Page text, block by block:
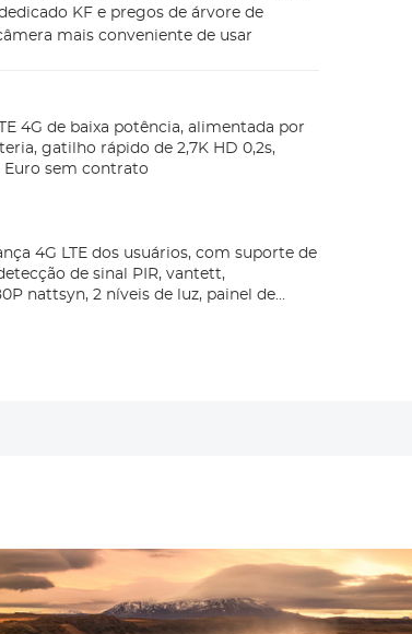
KF e pregos de árvore de
mais conveniente de usar
4G de baixa potência, alimentada por
gatilho rápido de 2,7K HD 0,2s,
Euro sem contrato
4G LTE dos usuários, com suporte de
de sinal PIR, vantett,
nattsyn, 2 níveis de luz, painel de
cartão SIM, versão americana (ulike